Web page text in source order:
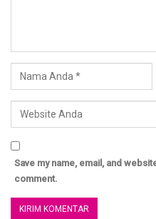
Save my name, email, and
comment.